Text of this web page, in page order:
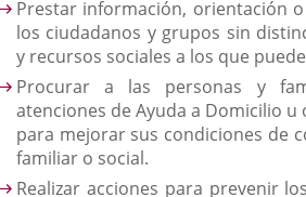
Prestar información, orientación
los ciudadanos y grupos sin
y recursos sociales a los que
Procurar a las personas y
atenciones de Ayuda a Domicilio
para mejorar sus condiciones de
familiar o social.
Realizar acciones para prevenir